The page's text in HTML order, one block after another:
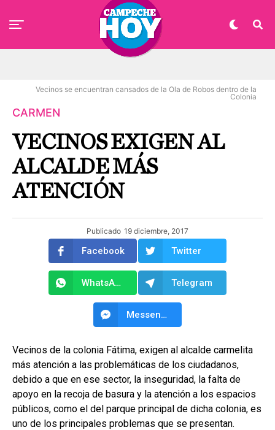
Vecinos se encuentran cansados de la Ola de Robos dentro de la
Colonia
CARMEN
VECINOS EXIGEN AL
ALCALDE MÁS
ATENCIÓN
Publicado 19 diciembre, 2017
Facebook Twitter
WhatsApp Telegram
Messenger
Vecinos de la colonia Fátima, exigen al alcalde carmelita
más atención a las problemáticas de los ciudadanos,
debido a que en ese sector, la inseguridad, la falta de
apoyo en la recoja de basura y la atención a los espacios
públicos, como el del parque principal de dicha colonia, es
uno de los principales problemas que se presentan.